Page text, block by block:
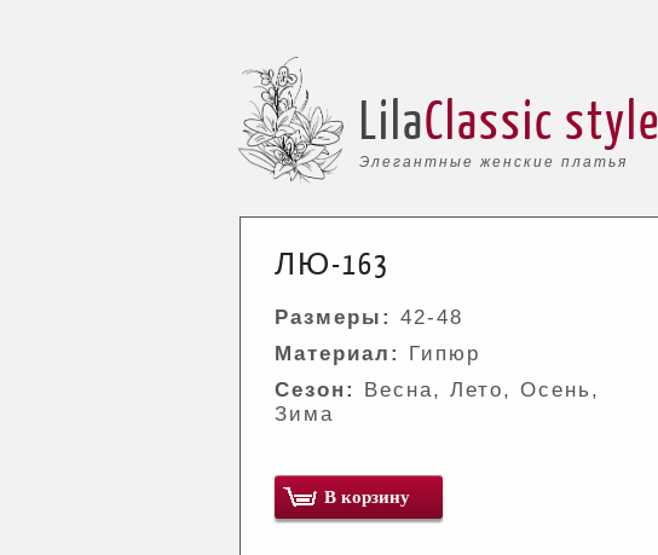
Элегантные женские платья
LilaClassic style
ЛЮ-163
Размеры: 42-48
Материал:
Гипюр
Сезон:
Весна, Лето, Осень,
Зима
В корзину